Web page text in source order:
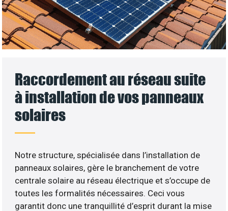
Raccordement au réseau suite
à installation de vos panneaux
solaires
Notre structure, spécialisée dans l’installation de
panneaux solaires, gère le branchement de votre
centrale solaire au réseau électrique et s’occupe de
toutes les formalités nécessaires. Ceci vous
garantit donc une tranquillité d’esprit durant la mise